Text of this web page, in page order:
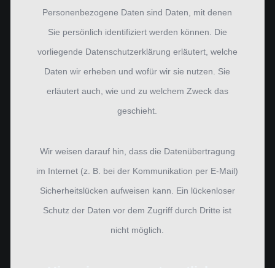
Personenbezogene Daten sind Daten, mit denen
Sie persönlich identifiziert werden können. Die
vorliegende Datenschutzerklärung erläutert, welche
Daten wir erheben und wofür wir sie nutzen. Sie
erläutert auch, wie und zu welchem Zweck das
geschieht.
Wir weisen darauf hin, dass die Datenübertragung
im Internet (z. B. bei der Kommunikation per E-Mail)
Sicherheitslücken aufweisen kann. Ein lückenloser
Schutz der Daten vor dem Zugriff durch Dritte ist
nicht möglich.